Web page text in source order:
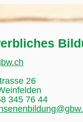
26
345 76 44